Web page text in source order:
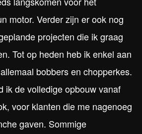
motor. Verder zijn er ook nog
projecten die ik graag
Tot op heden heb ik enkel aan
bobbers en chopperkes.
ik de volledige opbouw vanaf
voor klanten die me nagenoeg
gaven. Sommige